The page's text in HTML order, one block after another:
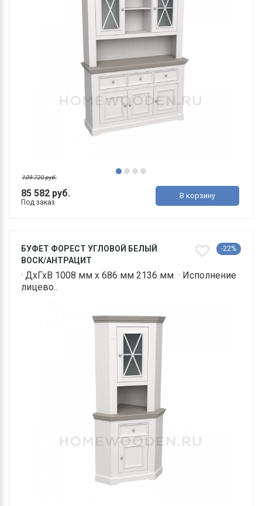
85 582 руб.
109 720 руб.
Под заказ
В корзину
БУФЕТ ФОРЕСТ УГЛОВОЙ БЕЛЫЙ
ВОСК/АНТРАЦИТ
-22%
· ДхГхВ 1008 мм х 686 мм 2136 мм · Исполнение
лицево..